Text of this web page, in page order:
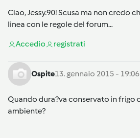
Ciao, Jessy.90! Scusa ma non credo
linea con le regole del forum...
Accedio registrati
Ospite13. gennaio 2015 - 19:06
Quando dura?va conservato in frigo
ambiente?